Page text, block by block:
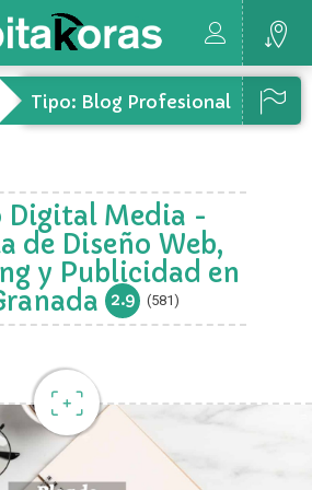
Tipo: Blog Profesional
Digital Media -
de Diseño Web,
y Publicidad en
2.9 (581)